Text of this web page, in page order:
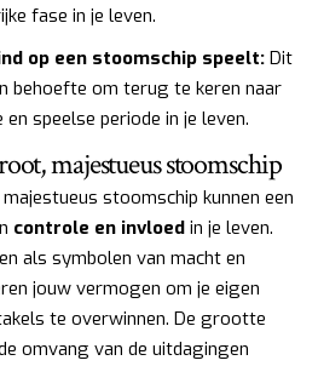
fase in je leven.
op een stoomschip speelt: Dit
behoefte om terug te keren naar
speelse periode in je leven.
majestueus stoomschip
stoomschip kunnen een
controle en invloed in je leven.
als symbolen van macht en
jouw vermogen om je eigen
te overwinnen. De grootte
omvang van de uitdagingen